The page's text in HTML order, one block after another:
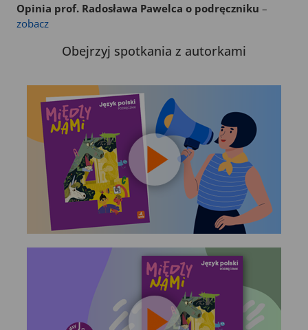
Opinia prof. Radosława Pawelca o podręczniku –
zobacz
Obejrzyj spotkania z autorkami